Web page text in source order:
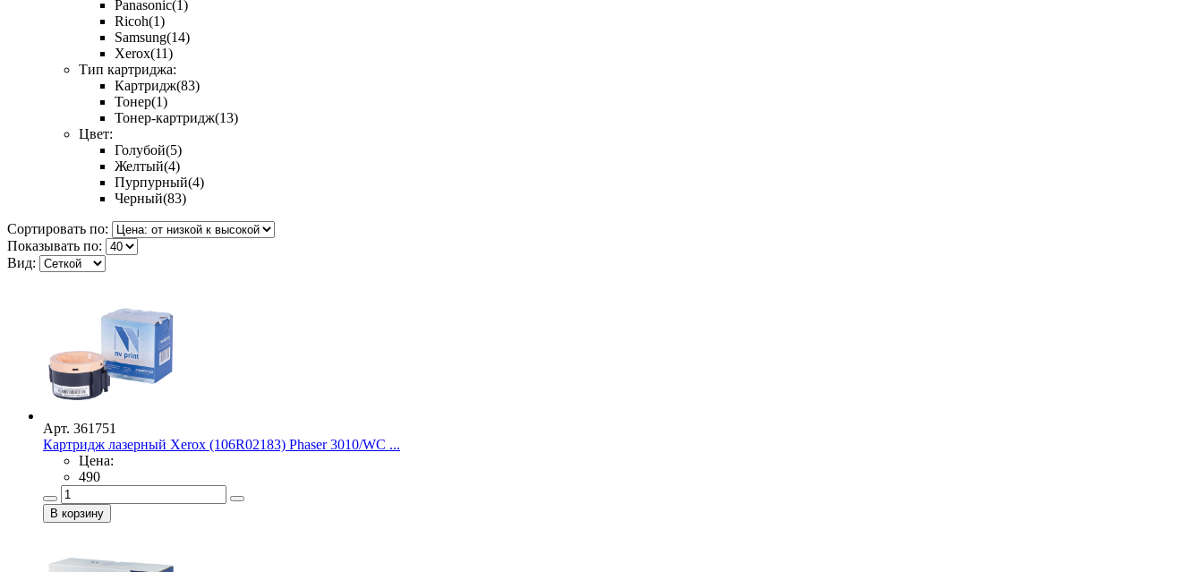
Panasonic(1)
Ricoh(1)
Samsung(14)
Xerox(11)
Тип картриджа:
Картридж(83)
Тонер(1)
Тонер-картридж(13)
Цвет:
Голубой(5)
Желтый(4)
Пурпурный(4)
Черный(83)
Сортировать по:
Показывать по:
Вид:
Арт. 361751
Картридж лазерный Xerox (106R02183) Phaser 3010/WC ...
Цена:
490